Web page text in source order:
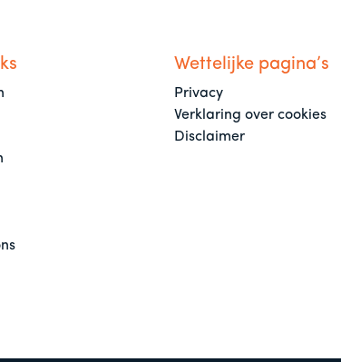
Wettelijke pagina’s
Privacy
Verklaring over cookies
Disclaimer